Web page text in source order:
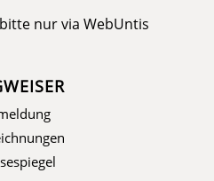
nur viaWebUntis